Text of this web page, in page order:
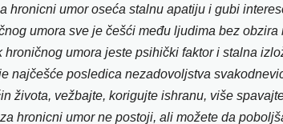
hronicni umor oseća stalnu apatiju i gubi
umora sve je češći među ljudima bez obzira
hroničnog umora jeste psihički faktor i stalna
najčešće posledica nezadovoljstva
života, vežbajte, korigujte ishranu, više
hronicni umor ne postoji, ali možete da